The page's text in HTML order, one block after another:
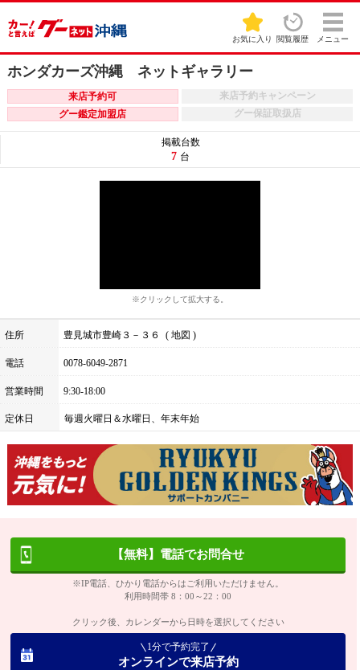
お気に入り 閲覧履歴 メニュー
ホンダカーズ沖縄 ネットギャラリー
来店予約可
来店予約キャンペーン
グー鑑定加盟店
グー保証取扱店
※クリックして拡大する。
住所 豊見城市豊崎３－３６ 地図
電話 0078-6049-2871
営業時間 9:30-18:00
定休日 毎週火曜日＆水曜日、年末年始
掲載台数
7 台
【無料】電話でお問合せ
※IP電話、ひかり電話からはご利用いただけません。
利用時間帯 8：00～22：00
クリック後、カレンダーから日時を選択してください
1分で予約完了
オンラインで来店予約